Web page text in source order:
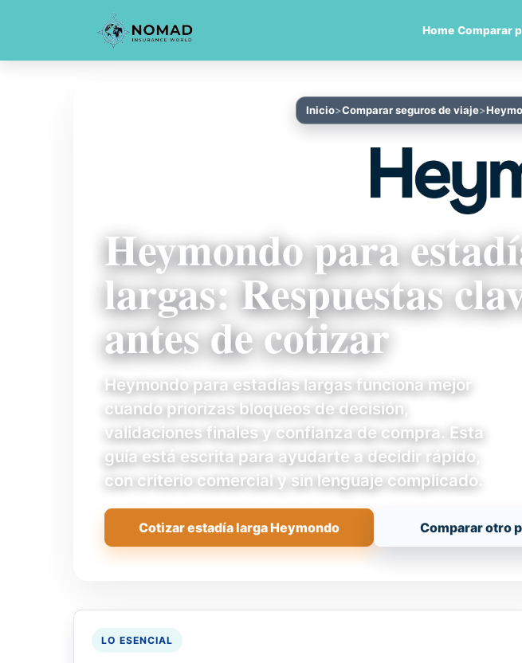
Home Comparar
Inicio Comparar seguros de viaje
Heymondo para
largas: Respuestas
antes de cotizar
Heymondo para estadías largas funciona mejor
cuando priorizas bloqueos de decisión,
validaciones finales y confianza de compra. Esta
guía está escrita para ayudarte a decidir rápido,
con criterio comercial y sin lenguaje complicado.
Cotizar estadía larga Heymondo Comparar otro
LO ESENCIAL